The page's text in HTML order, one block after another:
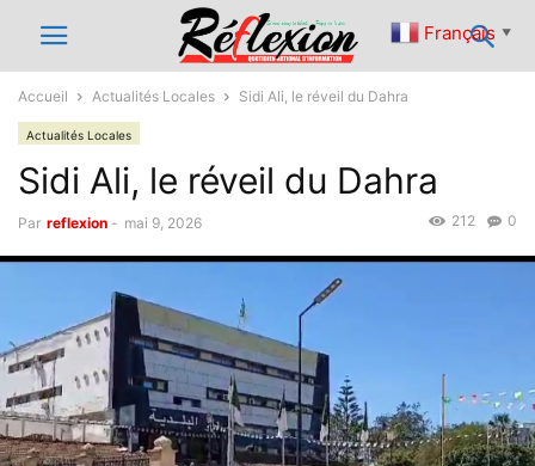
Accueil Actualités Locales Sidi Ali, le réveil du Dahra
Actualités Locales
Sidi Ali, le réveil du Dahra
Par reflexion - mai 9, 2026 0
212
Français ▼